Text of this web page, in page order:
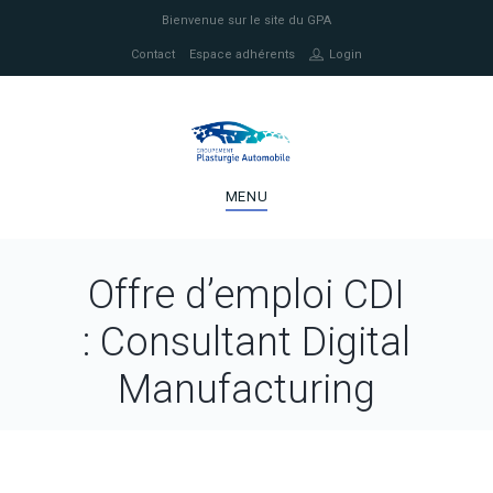
Bienvenue sur le site du GPA
Contact Espace adhérents Login
MENU
Offre d’emploi CDI
: Consultant Digital
Manufacturing